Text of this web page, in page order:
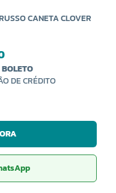
CANETA CLOVER
DE CRÉDITO